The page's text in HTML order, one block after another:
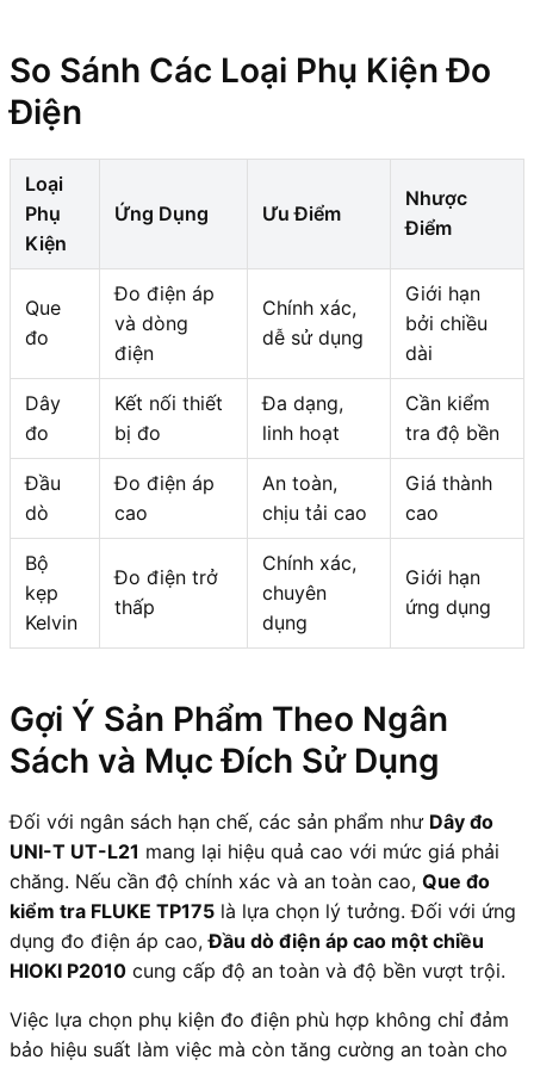
So Sánh Các Loại Phụ Kiện Đo
Điện
Loại
Phụ
Kiện
Ứng Dụng Ưu Điểm
Nhược
Điểm
Que
đo
Đo điện áp
và dòng
điện
Chính xác,
dễ sử dụng
Giới hạn
bởi chiều
dài
Dây
đo
Kết nối thiết
bị đo
Đa dạng,
linh hoạt
Cần kiểm
tra độ bền
Đầu
dò
Đo điện áp
cao
An toàn,
chịu tải cao
Giá thành
cao
Bộ
kẹp
Kelvin
Đo điện trở
thấp
Chính xác,
chuyên
dụng
Giới hạn
ứng dụng
Gợi Ý Sản Phẩm Theo Ngân
Sách và Mục Đích Sử Dụng
Đối với ngân sách hạn chế, các sản phẩm như Dây đo
UNI-T UT-L21 mang lại hiệu quả cao với mức giá phải
chăng. Nếu cần độ chính xác và an toàn cao, Que đo
kiểm tra FLUKE TP175 là lựa chọn lý tưởng. Đối với ứng
dụng đo điện áp cao,Đầu dò điện áp cao một chiều
HIOKI P2010 cung cấp độ an toàn và độ bền vượt trội.
Việc lựa chọn phụ kiện đo điện phù hợp không chỉ đảm
bảo hiệu suất làm việc mà còn tăng cường an toàn cho